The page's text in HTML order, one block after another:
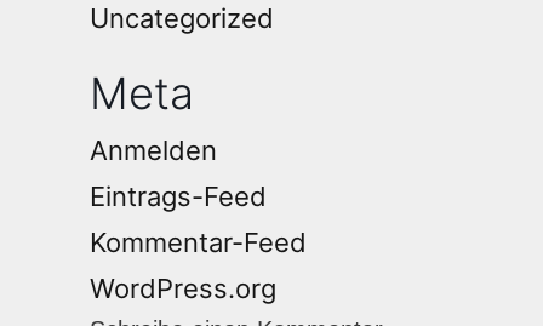
Uncategorized
Meta
Anmelden
Eintrags-Feed
Kommentar-Feed
WordPress.org